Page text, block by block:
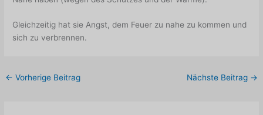
Gleichzeitig hat sie Angst, dem Feuer zu nahe zu kommen und
sich zu verbrennen.
← Vorherige Beitrag Nächste Beitrag →